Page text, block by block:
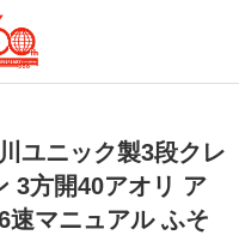
ユニック製3段クレ
3方開40アオリ ア
速マニュアル ふそ